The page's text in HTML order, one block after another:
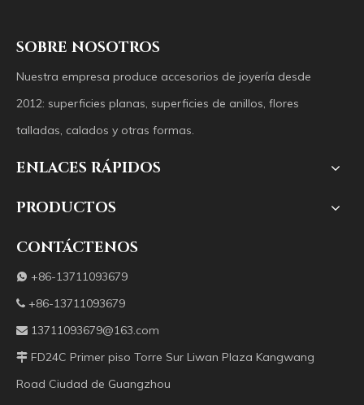
SOBRE NOSOTROS
Nuestra empresa produce accesorios de joyería desde
2012: superficies planas, superficies de anillos, flores
talladas, calados y otras formas.
ENLACES RÁPIDOS
PRODUCTOS
CONTÁCTENOS
 +86-13711093679
 +86-13711093679
 13711093679@163.com
 FD24C Primer piso Torre Sur Liwan Plaza Kangwang
Road Ciudad de Guangzhou